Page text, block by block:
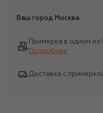
Ваш город Москва
Примерка в одном из
Подробнее
Доставка с